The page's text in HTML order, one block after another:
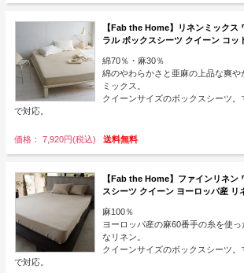
【Fab the Home】リネンミックス
ラル ボックスシーツ クイーン コッ
綿70％・麻30％
綿のやわらかさと亜麻の上品な爽や
ミックス。
クイーンサイズのボックスシーツ。
で対応。
価格： 7,920円(税込) 送料無料
【Fab the Home】ファインリネン
スシーツ クイーン ヨーロッパ産 リ
麻100％
ヨーロッパ産の麻60番手の糸を使
なリネン。
クイーンサイズのボックスシーツ。
で対応。